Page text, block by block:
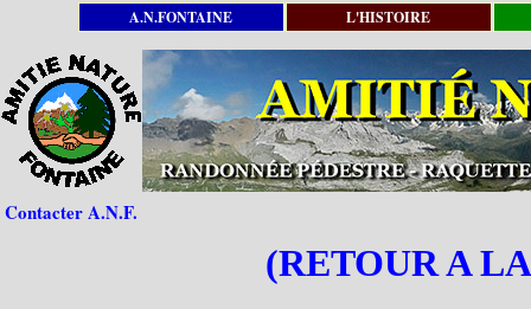
A.N.FONTAINE L'HISTOIRE
Contacter A.N.F.
(RETOUR A